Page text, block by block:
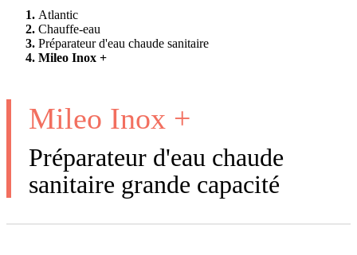
Atlantic
Chauffe-eau
Préparateur d'eau chaude sanitaire
Mileo Inox +
Mileo Inox +
Préparateur d'eau chaude
sanitaire grande capacité